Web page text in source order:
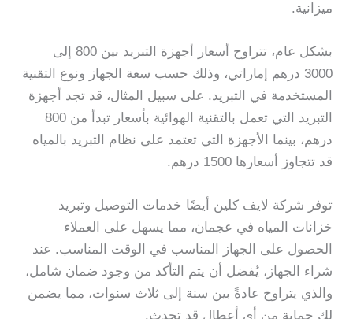
ميزانية.
بشكل عام، تتراوح أسعار أجهزة التبريد بين 800 إلى
3000 درهم إماراتي، وذلك حسب سعة الجهاز ونوع التقنية
المستخدمة في التبريد. على سبيل المثال، قد تجد أجهزة
التبريد التي تعمل بالتقنية الهوائية بأسعار تبدأ من 800
درهم، بينما الأجهزة التي تعتمد على نظام التبريد بالمياه
قد تتجاوز أسعارها 1500 درهم.
توفر شركة لايف كلين أيضًا خدمات التوصيل وتبريد
خزانات المياه في عجمان، مما يسهل على العملاء
الحصول على الجهاز المناسب في الوقت المناسب. عند
شراء الجهاز، يُفضل أن يتم التأكد من وجود ضمان شامل،
والذي يتراوح عادةً بين سنة إلى ثلاث سنوات، مما يضمن
لك حماية من أي أعطال قد تحدث.